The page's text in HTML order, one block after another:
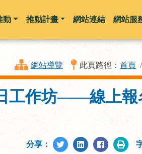
動 推動計畫 網站連結 網站服
網站導覽 此頁路徑： 首頁
工作坊——線上報
分享：